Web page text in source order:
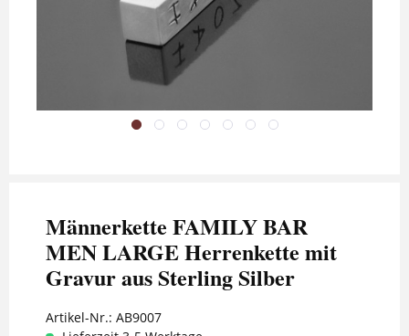
Männerkette FAMILY BAR
MEN LARGE Herrenkette mit
Gravur aus Sterling Silber
Artikel-Nr.: AB9007